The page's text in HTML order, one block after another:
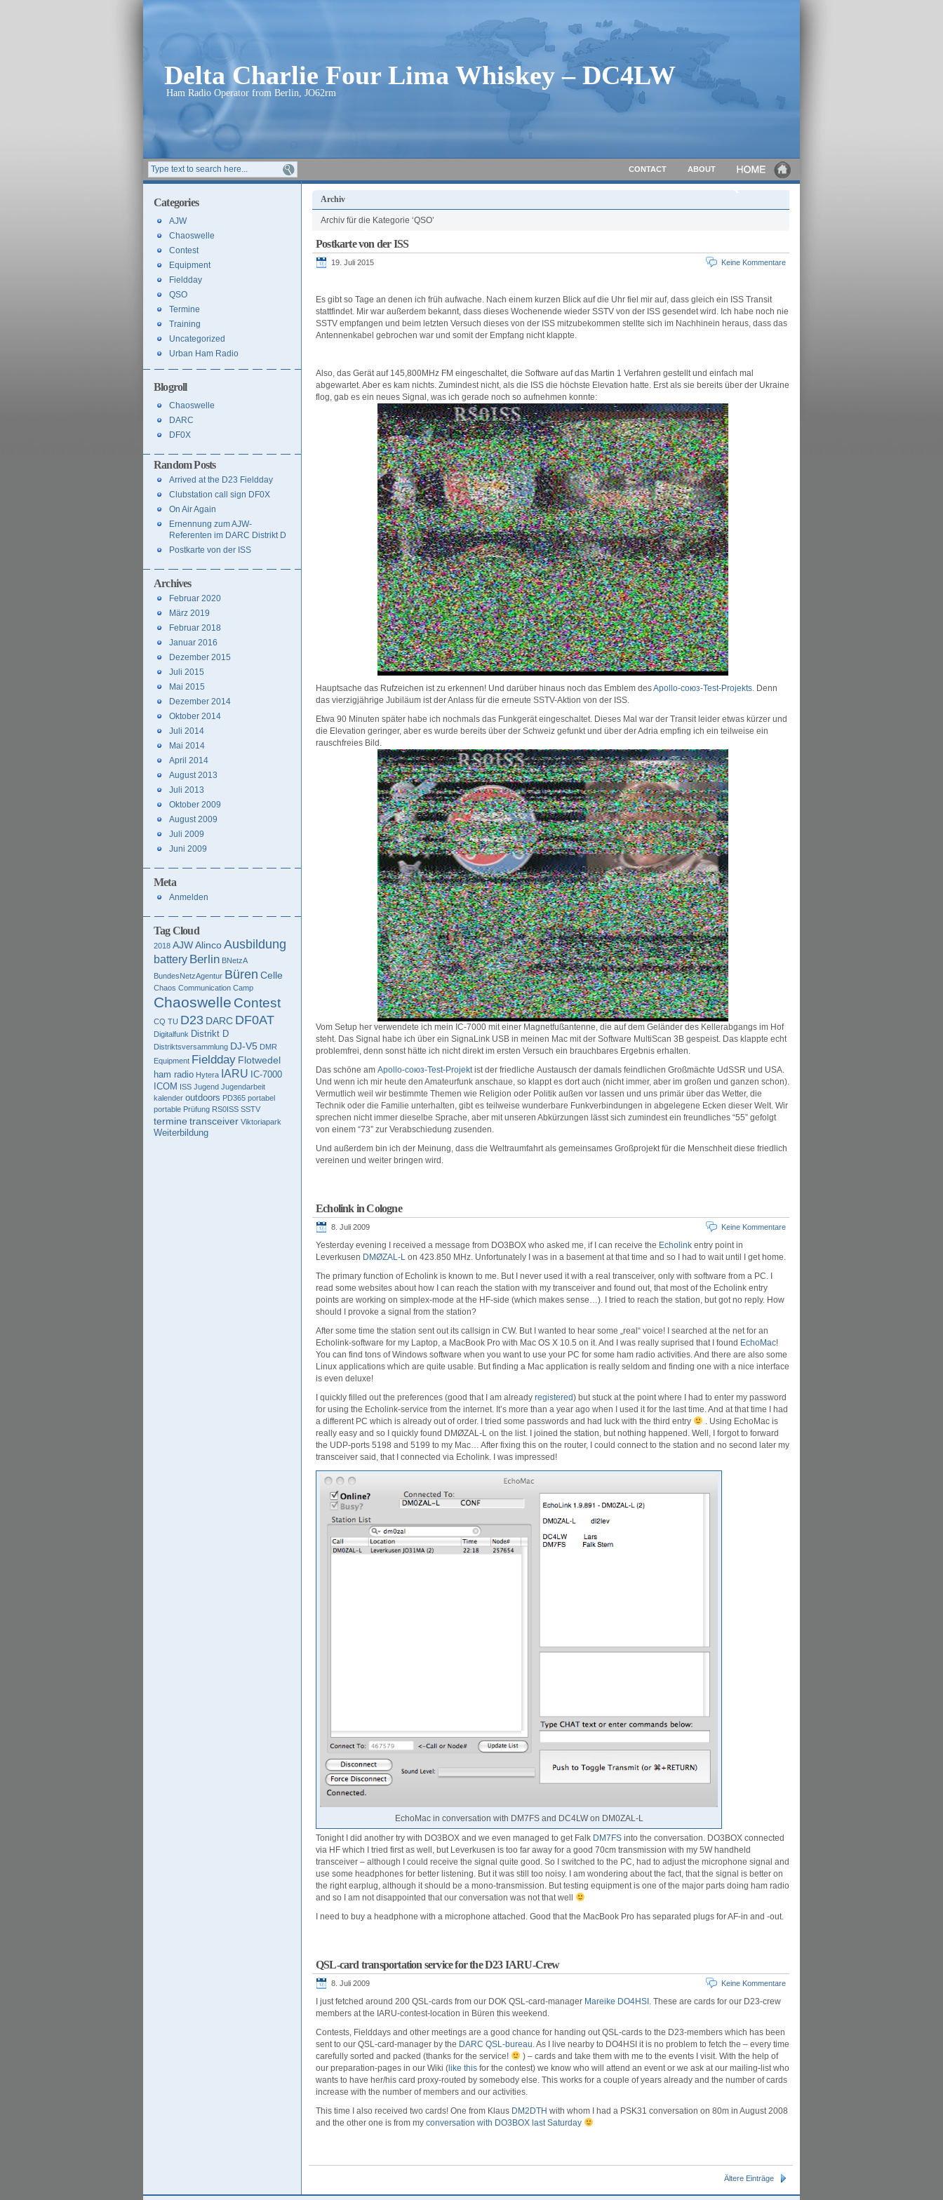
Delta Charlie Four Lima Whiskey – DC4LW
Ham Radio Operator from Berlin, JO62rm
ABOUT
CONTACT
Archiv
Archiv für die Kategorie ‘QSO’
Postkarte von der ISS
19. Juli 2015 Keine Kommentare
Es gibt so Tage an denen ich früh aufwache. Nach einem kurzen Blick auf die Uhr fiel mir auf, dass gleich ein ISS Transit
stattfindet. Mir war außerdem bekannt, dass dieses Wochenende wieder SSTV von der ISS gesendet wird. Ich habe noch nie
SSTV empfangen und beim letzten Versuch dieses von der ISS mitzubekommen stellte sich im Nachhinein heraus, dass das
Antennenkabel gebrochen war und somit der Empfang nicht klappte.
Also, das Gerät auf 145,800MHz FM eingeschaltet, die Software auf das Martin 1 Verfahren gestellt und einfach mal
abgewartet. Aber es kam nichts. Zumindest nicht, als die ISS die höchste Elevation hatte. Erst als sie bereits über der Ukraine
flog, gab es ein neues Signal, was ich gerade noch so aufnehmen konnte:
Hauptsache das Rufzeichen ist zu erkennen! Und darüber hinaus noch das Emblem desApollo-союз-Test-Projekts. Denn
das vierzigjährige Jubiläum ist der Anlass für die erneute SSTV-Aktion von der ISS.
Etwa 90 Minuten später habe ich nochmals das Funkgerät eingeschaltet. Dieses Mal war der Transit leider etwas kürzer und
die Elevation geringer, aber es wurde bereits über der Schweiz gefunkt und über der Adria empfing ich ein teilweise ein
rauschfreies Bild.
Vom Setup her verwendete ich mein IC-7000 mit einer Magnetfußantenne, die auf dem Geländer des Kellerabgangs im Hof
steht. Das Signal habe ich über ein SignaLink USB in meinen Mac mit der Software MultiScan 3B gespeist. Das klappte echt
problemfrei, denn sonst hätte ich nicht direkt im ersten Versuch ein brauchbares Ergebnis erhalten.
Das schöne am Apollo-союз-Test-Projektist der friedliche Austausch der damals feindlichen Großmächte UdSSR und USA.
Und wenn ich mir heute den Amateurfunk anschaue, so klappt es dort auch (nicht immer, aber im großen und ganzen schon).
Vermutlich weil wir bestimmte Themen wie Religion oder Politik außen vor lassen und uns primär über das Wetter, die
Technik oder die Familie unterhalten, gibt es teilweise wunderbare Funkverbindungen in abgelegene Ecken dieser Welt. Wir
sprechen nicht immer dieselbe Sprache, aber mit unseren Abkürzungen lässt sich zumindest ein freundliches “55” gefolgt
von einem “73” zur Verabschiedung zusenden.
Und außerdem bin ich der Meinung, dass die Weltraumfahrt als gemeinsames Großprojekt für die Menschheit diese friedlich
vereinen und weiter bringen wird.
Echolink in Cologne
8. Juli 2009 Keine Kommentare
Yesterday evening I received a message from DO3BOX who asked me, if I can receive the Echolink entry point in
Leverkusen DMØZAL-L on 423.850 MHz. Unfortunately I was in a basement at that time and so I had to wait until I get home.
The primary function of Echolink is known to me. But I never used it with a real transceiver, only with software from a PC. I
read some websites about how I can reach the station with my transceiver and found out, that most of the Echolink entry
points are working on simplex-mode at the HF-side (which makes sense…). I tried to reach the station, but got no reply. How
should I provoke a signal from the station?
After some time the station sent out its callsign in CW. But I wanted to hear some „real“ voice! I searched at the net for an
Echolink-software for my Laptop, a MacBook Pro with Mac OS X 10.5 on it. And I was really suprised that I found EchoMac!
You can find tons of Windows software when you want to use your PC for some ham radio activities. And there are also some
Linux applications which are quite usable. But finding a Mac application is really seldom and finding one with a nice interface
is even deluxe!
I quickly filled out the preferences (good that I am already registered) but stuck at the point where I had to enter my password
for using the Echolink-service from the internet. It’s more than a year ago when I used it for the last time. And at that time I had
a different PC which is already out of order. I tried some passwords and had luck with the third entry
. Using EchoMac is
really easy and so I quickly found DMØZAL-L on the list. I joined the station, but nothing happened. Well, I forgot to forward
the UDP-ports 5198 and 5199 to my Mac… After fixing this on the router, I could connect to the station and no second later my
transceiver said, that I connected via Echolink. I was impressed!
EchoMac in conversation with DM7FS and DC4LW on DM0ZAL-L
Tonight I did another try with DO3BOX and we even managed to get Falk DM7FS into the conversation. DO3BOX connected
via HF which I tried first as well, but Leverkusen is too far away for a good 70cm transmission with my 5W handheld
transceiver – although I could receive the signal quite good. So I switched to the PC, had to adjust the microphone signal and
use some headphones for better listening. But it was still too noisy. I am wondering about the fact, that the signal is better on
the right earplug, although it should be a mono-transmission. But testing equipment is one of the major parts doing ham radio
and so I am not disappointed that our conversation was not that well
I need to buy a headphone with a microphone attached. Good that the MacBook Pro has separated plugs for AF-in and -out.
QSL-card transportation service for the D23 IARU-Crew
8. Juli 2009 Keine Kommentare
I just fetched around 200 QSL-cards from our DOK QSL-card-manager Mareike DO4HSI . These are cards for our D23-crew
members at the IARU-contest-location in Büren this weekend.
Contests, Fielddays and other meetings are a good chance for handing out QSL-cards to the D23-members which has been
sent to our QSL-card-manager by the DARC QSL-bureau. As I live nearby to DO4HSI it is no problem to fetch the – every time
carefully sorted and packed (thanks for the service!
) – cards and take them with me to the events I visit. With the help of
our preparation-pages in our Wiki ( like this for the contest) we know who will attend an event or we ask at our mailing-list who
wants to have her/his card proxy-routed by somebody else. This works for a couple of years already and the number of cards
increase with the number of members and our activities.
This time I also received two cards! One from Klaus DM2DTH with whom I had a PSK31 conversation on 80m in August 2008
and the other one is from my conversation with DO3BOX last Saturday
Ältere Einträge
Categories
AJW
Chaoswelle
Contest
Equipment
Fieldday
QSO
Termine
Training
Uncategorized
Urban Ham Radio
Blogroll
Chaoswelle
DARC
DF0X
Random Posts
Arrived at the D23 Fieldday
Clubstation call sign DF0X
On Air Again
Ernennung zum AJW-
Referenten im DARC Distrikt D
Postkarte von der ISS
Archives
Februar 2020
März 2019
Februar 2018
Januar 2016
Dezember 2015
Juli 2015
Mai 2015
Dezember 2014
Oktober 2014
Juli 2014
Mai 2014
April 2014
August 2013
Juli 2013
Oktober 2009
August 2009
Juli 2009
Juni 2009
Meta
Anmelden
Tag Cloud
2018 AJWAlincoAusbildung
battery Berlin BNetzA
BundesNetzAgentur Büren Celle
Chaos Communication Camp
Chaoswelle Contest
CQ TU D23 DARC DF0AT
Digitalfunk Distrikt D
Distriktsversammlung DJ-V5 DMR
Equipment Fieldday Flotwedel
ham radio Hytera IARU IC-7000
ICOM ISS Jugend Jugendarbeit
kalender outdoors PD365 portabel
portable Prüfung RS0ISS SSTV
termine transceiver Viktoriapark
Weiterbildung